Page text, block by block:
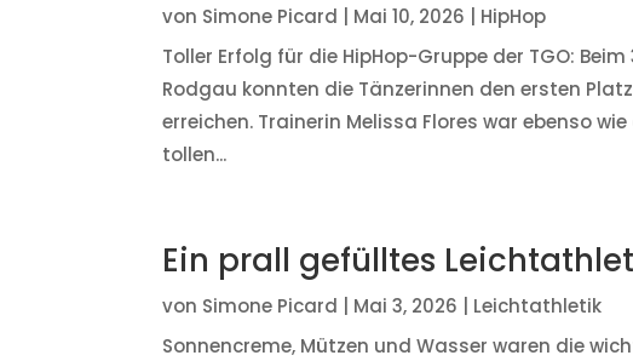
von Simone Picard Mai 10, 2026
HipHop
Toller Erfolg für die HipHop-Gruppe der TGO:
Rodgau konnten die Tänzerinnen den ersten
erreichen. Trainerin Melissa Flores war ebenso
tollen...
Ein prall gefülltes
von Simone Picard Mai 3, 2026
Leichtathletik
Sonnencreme, Mützen und Wasser waren die